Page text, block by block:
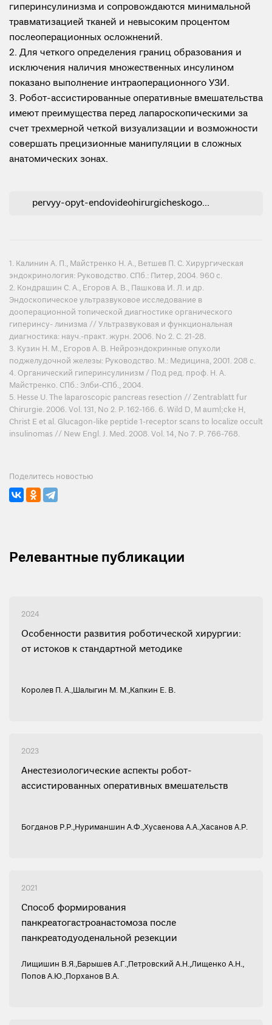
гиперинсулинизма и сопровождаются минимальной
травматизацией тканей и невысоким процентом
послеоперационных осложнений.
2. Для четкого определения границ образования и
исключения наличия множественных инсулином
показано выполнение интраоперационного УЗИ.
3. Робот-ассистированные оперативные вмешательства
имеют преимущества перед лапароскопическими за
счет трехмерной четкой визуализации и возможности
совершать прецизионные манипуляции в сложных
анатомических зонах.
pervyy-opyt-endovideohirurgicheskogo-lecheniya-organicheskogo-giperinsulinizma.pdf
1. Калинин А. П., Майстренко Н. А., Ветшев П. С. Хирургическая
эндокринология: Руководство. СПб.: Питер, 2004. 960 с.
2. Кондрашин С. А., Егоров А. В., Пашкова И. Л. и др.
Эндоскопическое ультразвуковое исследование в
дооперационной топической диагностике органического
гиперинсу- линизма // Ультразвуковая и функциональная
диагностика: науч.-практ. журн. 2006. No 2. С. 21-28.
3. Кузин Н. М., Егоров А. В. Нейроэндокринные опухоли
поджелудочной железы: Руководство. М.: Медицина, 2001. 208 с.
4. Органический гиперинсулинизм / Под ред. проф. Н. А.
Майстренко. СПб.: Элби-СПб., 2004.
5. Hesse U. The laparoscopic pancreas resection // Zentrablatt fur
Chirurgie. 2006. Vol. 131, No 2. P. 162-166. 6. Wild D, M auml;cke H,
Christ E et al. Glucagon-like peptide 1-receptor scans to localize occult
insulinomas // New Engl. J. Med. 2008. Vol. 14, No 7. P. 766-768.
Поделитесь новостью
Релевантные публикации
2024
Особенности развития роботической хирургии:
от истоков к стандартной методике
Королев П. А.,Шалыгин М. М.,Капкин Е. В.
2023
Анестезиологические аспекты робот-
ассистированных оперативных вмешательств
Богданов Р.Р.,Нуриманшин А.Ф.,Хусаенова А.А.,Хасанов А.Р.
2021
Способ формирования
панкреатогастроанастомоза после
панкреатодуоденальной резекции
Лищишин В.Я.,Барышев А.Г.,Петровский А.Н.,Лищенко А.Н.,
Попов А.Ю.,Порханов В.А.